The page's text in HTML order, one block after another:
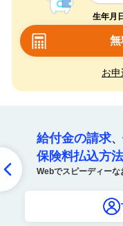
（旧第一生命グ
ネットでもっと手
生年月
無
お
給付金の請求、
保険料払込方
Webでスピーディーな